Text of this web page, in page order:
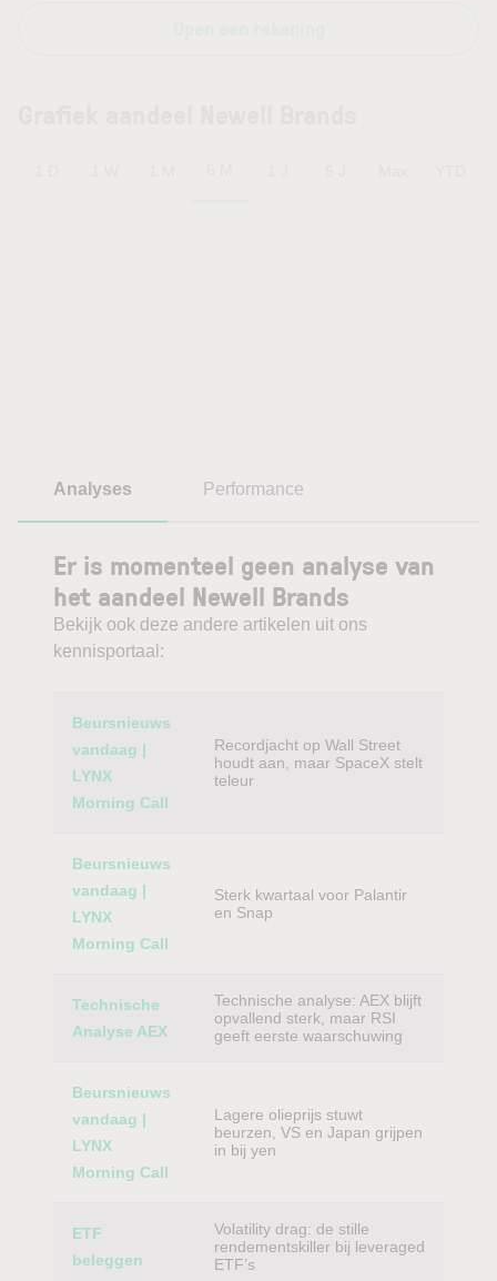
Analyses Performance
Er is momenteel geen analyse van
het aandeel Newell Brands
Bekijk ook deze andere artikelen uit ons
kennisportaal:
Category
Beursnieuws
vandaag |
LYNX
Morning Call
Recordjacht op Wall Street
houdt aan, maar SpaceX stelt
teleur
Beursnieuws
vandaag |
LYNX
Morning Call
Sterk kwartaal voor Palantir
en Snap
Technische
Analyse AEX
Technische analyse: AEX blijft
opvallend sterk, maar RSI
geeft eerste waarschuwing
Beursnieuws
vandaag |
LYNX
Morning Call
Lagere olieprijs stuwt
beurzen, VS en Japan grijpen
in bij yen
ETF
beleggen
Volatility drag: de stille
rendementskiller bij leveraged
ETF’s